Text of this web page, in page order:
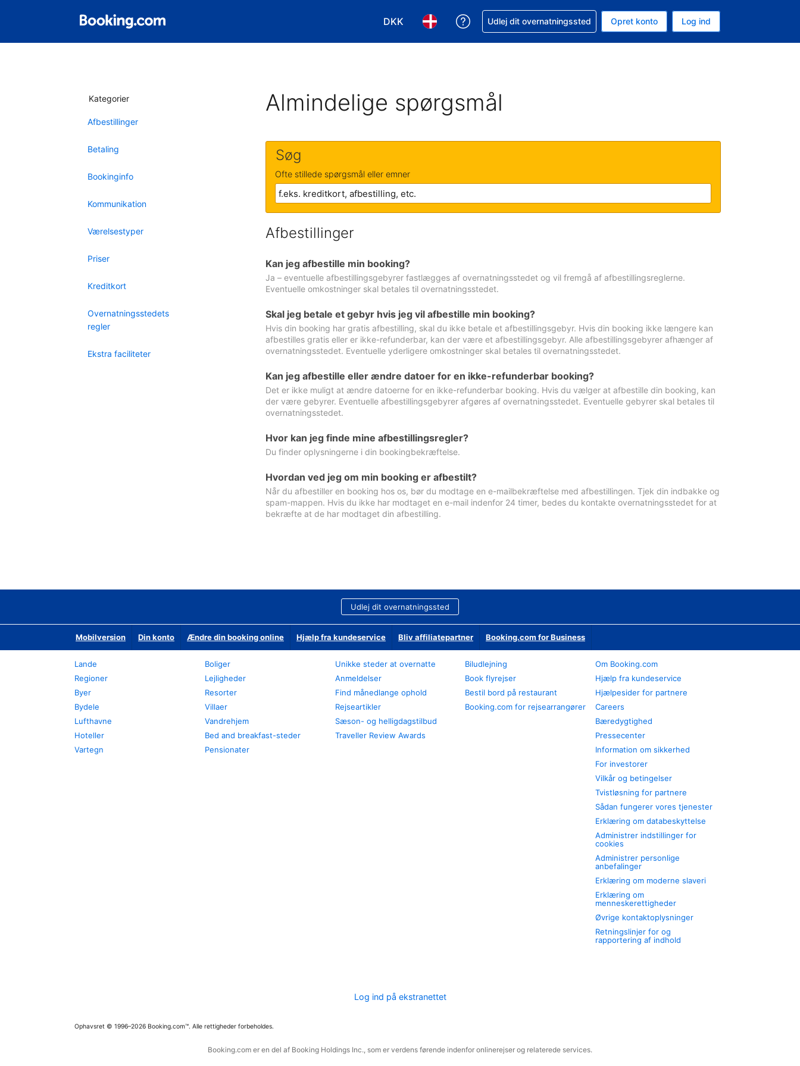
DKK
Vælg valuta. Din nuværende valuta er Danske kroner
Vælg sprog. Dit nuværende sprog er Dansk
Få hjælp til en booking
Udlej dit overnatningssted Opret konto Log ind
Kategorier
Afbestillinger
Betaling
Bookinginfo
Kommunikation
Værelsestyper
Priser
Kreditkort
Overnatningsstedets
regler
Ekstra faciliteter
Almindelige spørgsmål
Søg
Ofte stillede spørgsmål eller emner
Afbestillinger
Kan jeg afbestille min booking?
Ja – eventuelle afbestillingsgebyrer fastlægges af overnatningsstedet og vil fremgå af afbestillingsreglerne.
Eventuelle omkostninger skal betales til overnatningsstedet.
Skal jeg betale et gebyr hvis jeg vil afbestille min booking?
Hvis din booking har gratis afbestilling, skal du ikke betale et afbestillingsgebyr. Hvis din booking ikke længere kan
afbestilles gratis eller er ikke-refunderbar, kan der være et afbestillingsgebyr. Alle afbestillingsgebyrer afhænger af
overnatningsstedet. Eventuelle yderligere omkostninger skal betales til overnatningsstedet.
Kan jeg afbestille eller ændre datoer for en ikke-refunderbar booking?
Det er ikke muligt at ændre datoerne for en ikke-refunderbar booking. Hvis du vælger at afbestille din booking, kan
der være gebyrer. Eventuelle afbestillingsgebyrer afgøres af overnatningsstedet. Eventuelle gebyrer skal betales til
overnatningsstedet.
Hvor kan jeg finde mine afbestillingsregler?
Du finder oplysningerne i din bookingbekræftelse.
Hvordan ved jeg om min booking er afbestilt?
Når du afbestiller en booking hos os, bør du modtage en e-mailbekræftelse med afbestillingen. Tjek din indbakke og
spam-mappen. Hvis du ikke har modtaget en e-mail indenfor 24 timer, bedes du kontakte overnatningsstedet for at
bekræfte at de har modtaget din afbestilling.
Udlej dit overnatningssted
Mobilversion Din konto Ændre din booking online Hjælp fra kundeservice Bliv affiliatepartner Booking.com for Business
Lande
Regioner
Byer
Bydele
Lufthavne
Hoteller
Vartegn
Boliger
Lejligheder
Resorter
Villaer
Vandrehjem
Bed and breakfast-steder
Pensionater
Unikke steder at overnatte
Anmeldelser
Find månedlange ophold
Rejseartikler
Sæson- og helligdagstilbud
Traveller Review Awards
Biludlejning
Book flyrejser
Bestil bord på restaurant
Booking.com for rejsearrangører
Om Booking.com
Hjælp fra kundeservice
Hjælpesider for partnere
Careers
Bæredygtighed
Pressecenter
Information om sikkerhed
For investorer
Vilkår og betingelser
Tvistløsning for partnere
Sådan fungerer vores tjenester
Erklæring om databeskyttelse
Administrer indstillinger for
cookies
Administrer personlige
anbefalinger
Erklæring om moderne slaveri
Erklæring om
menneskerettigheder
Øvrige kontaktoplysninger
Retningslinjer for og
rapportering af indhold
Log ind på ekstranettet
Ophavsret © 1996–2026 Booking.com™. Alle rettigheder forbeholdes.
Booking.com er en del af Booking Holdings Inc., som er verdens førende indenfor onlinerejser og relaterede services.